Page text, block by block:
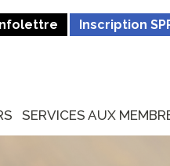
Infolettre Inscription
SERVICES AUX